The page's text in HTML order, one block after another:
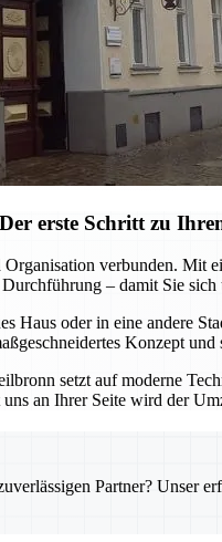
erste Schritt zu
verbunden. Mit
– damit Sie
Haus oder in eine andere
Konzept
setzt auf moderne
an Ihrer Seite wird der
Partner? Unser